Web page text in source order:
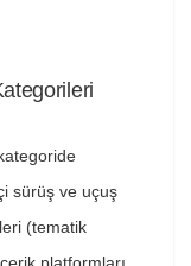
sürüş ve uçuş
(tematik